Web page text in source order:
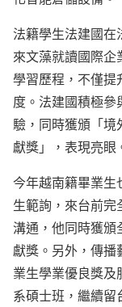
法籍學生法建國
來文藻就讀國際企
學習歷程，不僅提
度。法建國積極
驗，同時獲頒「境
獻獎」，表現亮眼
今年越南籍畢業生
生範詢，來台前完
溝通，他同時獲頒
獻獎。另外，傳
業生學業優良獎及
系碩士班，繼續